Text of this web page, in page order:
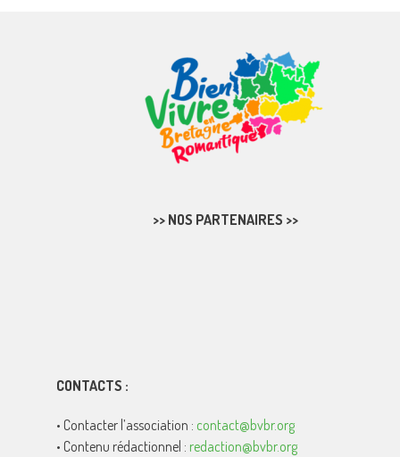
>> NOS PARTENAIRES >>
CONTACTS :
• Contacter l’association : contact@bvbr.org
• Contenu rédactionnel : redaction@bvbr.org